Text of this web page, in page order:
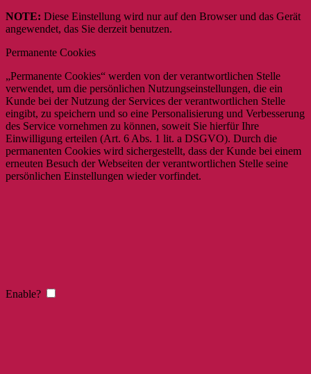
NOTE: Diese Einstellung wird nur auf den Browser und das Gerät
angewendet, das Sie derzeit benutzen.
Permanente Cookies
„Permanente Cookies“ werden von der verantwortlichen Stelle
verwendet, um die persönlichen Nutzungseinstellungen, die ein
Kunde bei der Nutzung der Services der verantwortlichen Stelle
eingibt, zu speichern und so eine Personalisierung und Verbesserung
des Service vornehmen zu können, soweit Sie hierfür Ihre
Einwilligung erteilen (Art. 6 Abs. 1 lit. a DSGVO). Durch die
permanenten Cookies wird sichergestellt, dass der Kunde bei einem
erneuten Besuch der Webseiten der verantwortlichen Stelle seine
persönlichen Einstellungen wieder vorfindet.
Enable?